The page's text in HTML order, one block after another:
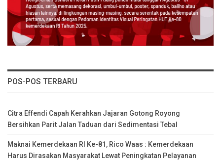
POS-POS TERBARU
Citra Effendi Capah Kerahkan Jajaran Gotong Royong
Bersihkan Parit Jalan Taduan dari Sedimentasi Tebal
Maknai Kemerdekaan RI Ke-81, Rico Waas : Kemerdekaan
Harus Dirasakan Masyarakat Lewat Peningkatan Pelayanan